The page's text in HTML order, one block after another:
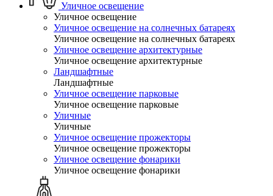
Уличное освещение
Уличное освещение
Уличное освещение на солнечных батареях
Уличное освещение на солнечных батареях
Уличное освещение архитектурные
Уличное освещение архитектурные
Ландшафтные
Ландшафтные
Уличное освещение парковые
Уличное освещение парковые
Уличные
Уличные
Уличное освещение прожекторы
Уличное освещение прожекторы
Уличное освещение фонарики
Уличное освещение фонарики